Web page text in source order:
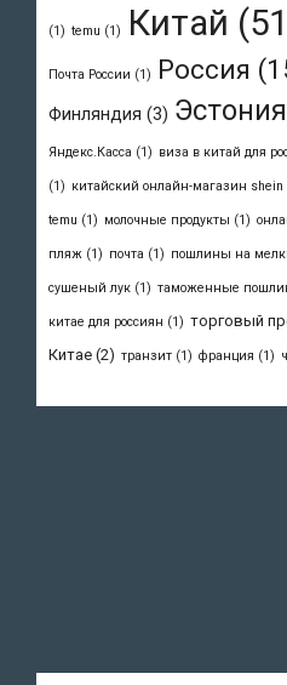
(1) temu (1) Китай
Почта России (1) Россия
Финляндия (3) Эстония
Яндекс.Касса (1) виза в китай для
(1) китайский онлайн-магазин shein
temu (1) молочные продукты (1)
пляж (1) почта (1) пошлины на
сушеный лук (1) таможенные
китае для россиян (1) торговый
Китае (2) транзит (1) франция (1)